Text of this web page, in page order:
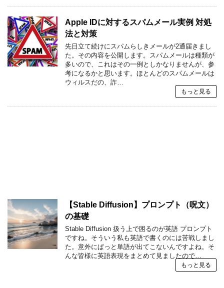
Apple IDに対するスパムメール実例 対処
法と対策
先日立て続けにスパムらしきメールが2通届きまし
た。その内容を公開します。スパムメールは種類が
多いので、これはその一例としかなりませんが、参
考になるかと思います。ほとんどのスパムメールは
ウィルスだの、詐…
もっと見る
【Stable Diffusion】プロンプト（呪文）
の基礎
Stable Diffusion 扱う上で困るのが英語 プロンプト
ですね。そういう私も英語で書くのには苦戦しまし
た。意外にぱっと単語が出てこないんですよね。そ
んな皆様に英語表現をまとめて見ましたので…
もっと見る